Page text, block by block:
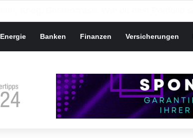
Energie Banken Finanzen Versicherungen